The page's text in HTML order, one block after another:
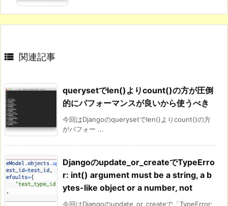
 関連記事
querysetでlen()よりcount()の方が圧倒
的にパフォーマンスが良いから使うべき
今回はDjangoのquerysetでlen()よりcount()の方
がパフォー ...
Djangoのupdate_or_createでTypeErro
r: int() argument must be a string, a b
ytes-like object or a number, not
今回はDjangoのupdate_or_createで「TypeError: